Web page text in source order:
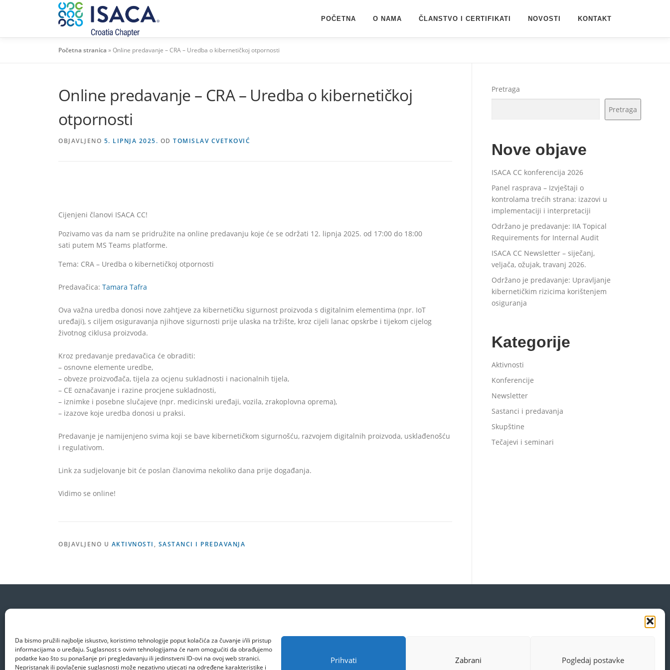
Da bismo pružili najbolje iskustvo, koristimo tehnologije poput kolačića za čuvanje i/ili pristup
informacijama o uređaju. Suglasnost s ovim tehnologijama će nam omogućiti da obrađujemo
podatke kao što su ponašanje pri pregledavanju ili jedinstveni ID-ovi na ovoj web stranici.
Nepristanak ili povlačenje suglasnosti može negativno utjecati na određene karakteristike i
Prihvati Zabrani Pogledaj postavke
POČETNA O NAMA ČLANSTVO I CERTIFIKATI NOVOSTI KONTAKT
Početna stranica »Online predavanje – CRA – Uredba o kibernetičkoj otpornosti
Online predavanje – CRA – Uredba o kibernetičkoj
otpornosti
OBJAVLJENO 5. LIPNJA 2025. OD TOMISLAV CVETKOVIĆ
Cijenjeni članovi ISACA CC!
Pozivamo vas da nam se pridružite na online predavanju koje će se održati 12. lipnja 2025. od 17:00 do 18:00
sati putem MS Teams platforme.
Tema: CRA – Uredba o kibernetičkoj otpornosti
Predavačica: Tamara Tafra
Ova važna uredba donosi nove zahtjeve za kibernetičku sigurnost proizvoda s digitalnim elementima (npr. IoT
uređaji), s ciljem osiguravanja njihove sigurnosti prije ulaska na tržište, kroz cijeli lanac opskrbe i tijekom cijelog
životnog ciklusa proizvoda.
Kroz predavanje predavačica će obraditi:
– osnovne elemente uredbe,
– obveze proizvođača, tijela za ocjenu sukladnosti i nacionalnih tijela,
– CE označavanje i razine procjene sukladnosti,
– iznimke i posebne slučajeve (npr. medicinski uređaji, vozila, zrakoplovna oprema),
– izazove koje uredba donosi u praksi.
Predavanje je namijenjeno svima koji se bave kibernetičkom sigurnošću, razvojem digitalnih proizvoda, usklađenošću
i regulativom.
Link za sudjelovanje bit će poslan članovima nekoliko dana prije događanja.
Vidimo se online!
OBJAVLJENO U AKTIVNOSTI , SASTANCI I PREDAVANJA
Pretraga
Pretraga
Nove objave
ISACA CC konferencija 2026
Panel rasprava – Izvještaji o
kontrolama trećih strana: izazovi u
implementaciji i interpretaciji
Održano je predavanje: IIA Topical
Requirements for Internal Audit
ISACA CC Newsletter – siječanj,
veljača, ožujak, travanj 2026.
Održano je predavanje: Upravljanje
kibernetičkim rizicima korištenjem
osiguranja
Kategorije
Aktivnosti
Konferencije
Newsletter
Sastanci i predavanja
Skupštine
Tečajevi i seminari